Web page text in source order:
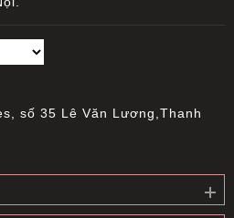
số 35 Lê Văn Lương,Thanh